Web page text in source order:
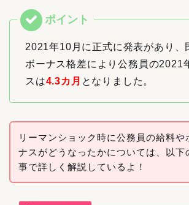
2021年10月に正式に発表があり、
ボーナス格差により公務員の2021
スは4.3カ月 となりました。
リーマンショック時に公務員の給料や
ナスがどうなったかについては、以下
事で詳しく解説しているよ！